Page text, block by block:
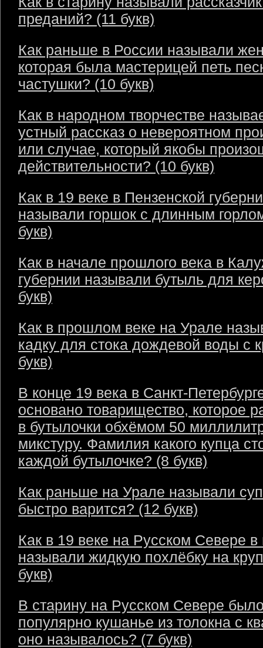
преданий? (11 букв)
Как раньше в России называли
которая была мастерицей петь
частушки? (10 букв)
Как в народном творчестве
устный рассказ о невероятном
или случае, который якобы
действительности? (10 букв)
Как в 19 веке в Пензенской
называли горшок с длинным
букв)
Как в начале прошлого века в
губернии называли бутыль для
букв)
Как в прошлом веке на Урале
кадку для стока дождевой воды с
букв)
В конце 19 века в Санкт-
основано товарищество, которое
в бутылочки обхёмом 50
микстуру. Фамилия какого купца
каждой бутылочке? (8 букв)
Как раньше на Урале называли
быстро варится? (12 букв)
Как в 19 веке на Русском Севере в
называли жидкую похлёбку на
букв)
В старину на Русском Севере
популярно кушанье из толокна с
оно называлось? (7 букв)